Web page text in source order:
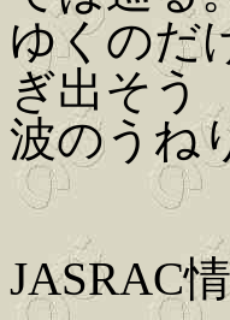
ゆくのだ
ぎ出そう
波のうね
JASRAC